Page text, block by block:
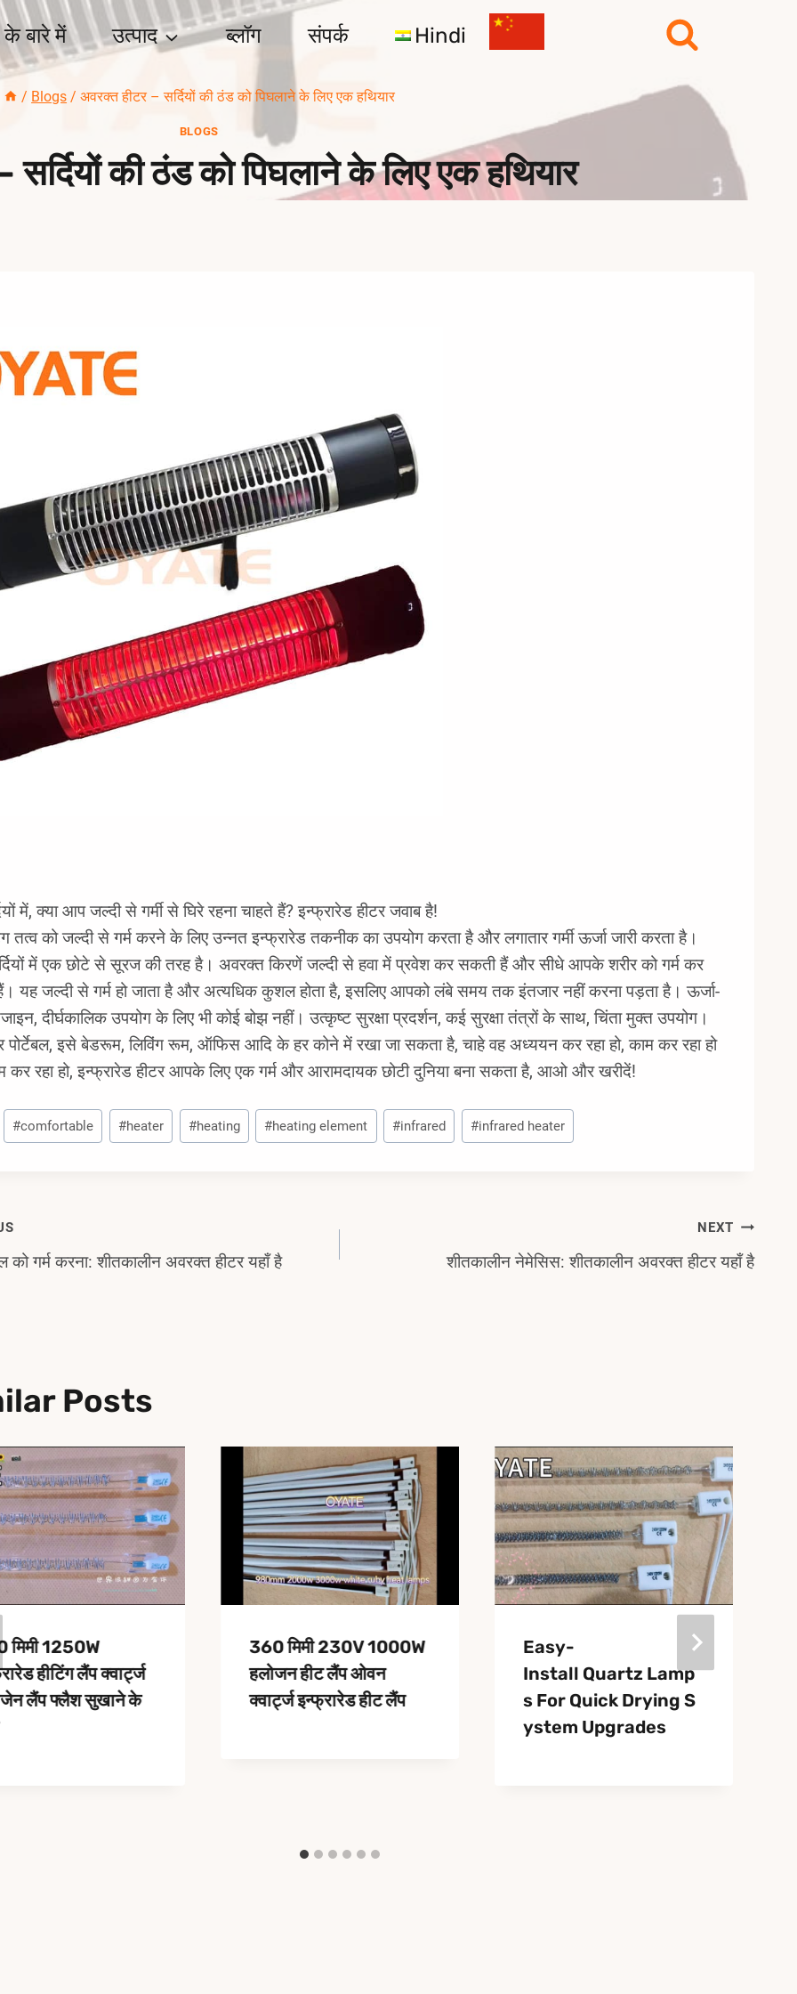
के बारे में उत्पाद ब्लॉग संपर्क Hindi
/ Blogs / अवरक्त हीटर – सर्दियों की ठंड को पिघलाने के लिए एक हथियार
BLOGS
सर्दियों की ठंड को पिघलाने के लिए एक हथियार
में, क्या आप जल्दी से गर्मी से घिरे रहना चाहते हैं? इन्फ्रारेड हीटर जवाब है!
तत्व को जल्दी से गर्म करने के लिए उन्नत इन्फ्रारेड तकनीक का उपयोग करता है और लगातार गर्मी ऊर्जा जारी करता है।
में एक छोटे से सूरज की तरह है। अवरक्त किरणें जल्दी से हवा में प्रवेश कर सकती हैं और सीधे आपके शरीर को गर्म कर
यह जल्दी से गर्म हो जाता है और अत्यधिक कुशल होता है, इसलिए आपको लंबे समय तक इंतजार नहीं करना पड़ता है। ऊर्जा-
दीर्घकालिक उपयोग के लिए भी कोई बोझ नहीं। उत्कृष्ट सुरक्षा प्रदर्शन, कई सुरक्षा तंत्रों के साथ, चिंता मुक्त उपयोग।
इसे बेडरूम, लिविंग रूम, ऑफिस आदि के हर कोने में रखा जा सकता है, चाहे वह अध्ययन कर रहा हो, काम कर रहा हो
कर रहा हो, इन्फ्रारेड हीटर आपके लिए एक गर्म और आरामदायक छोटी दुनिया बना सकता है, आओ और खरीदें!
#comfortable #heater #heating #heating element #infrared #infrared heater
को गर्म करना: शीतकालीन अवरक्त हीटर यहाँ है
NEXT
शीतकालीन नेमेसिस: शीतकालीन अवरक्त हीटर यहाँ है
Posts
मिमी 1250W
हीटिंग लैंप क्वार्ट्ज
लैंप फ्लैश सुखाने के
360 मिमी 230V 1000W
हलोजन हीट लैंप ओवन
क्वार्ट्ज इन्फ्रारेड हीट लैंप
Easy-
Install Quartz Lamp
S For Quick Drying S
Ystem Upgrades